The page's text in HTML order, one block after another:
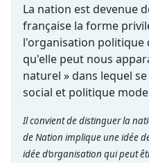
La nation est devenue
française la forme
l'organisation politique
qu'elle peut nous
naturel » dans lequel
social et politique
Il convient de distinguer la
de Nation implique une idée
idée d’organisation qui peut